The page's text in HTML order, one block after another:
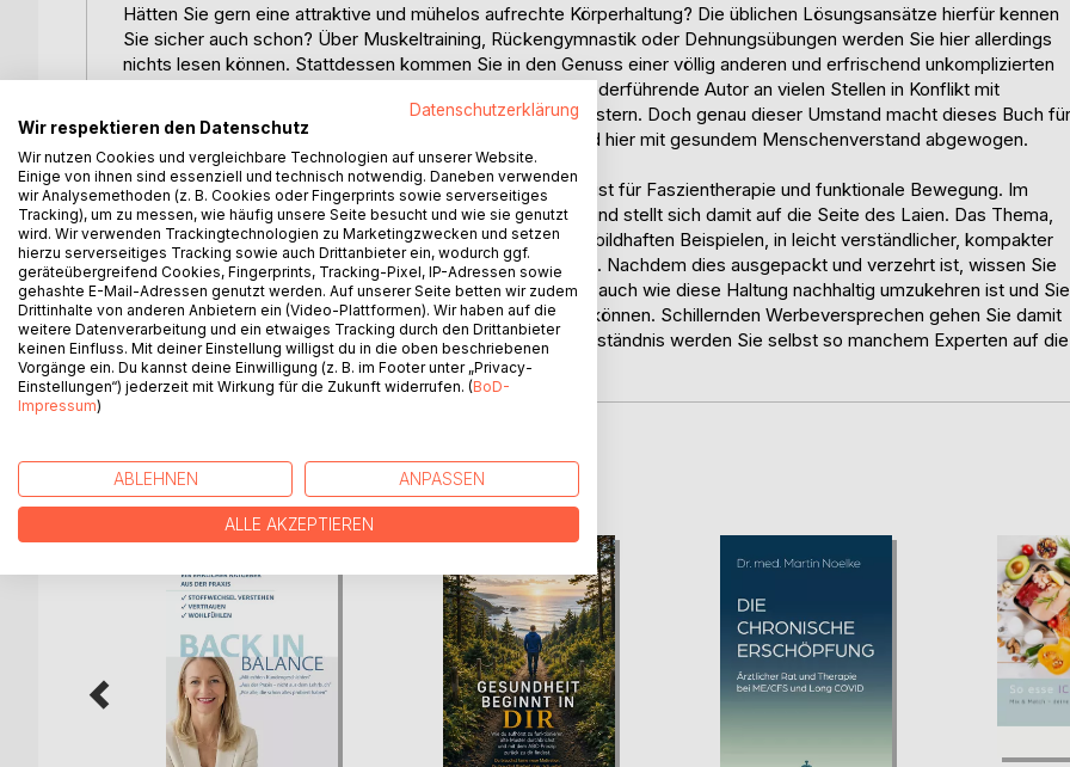
Hätten Sie gern eine attraktive und mühelos aufrechte Körperhaltung? Die üblichen Lösungsansätze hierfür kennen
Sie sicher auch schon? Über Muskeltraining, Rückengymnastik oder Dehnungsübungen werden Sie hier allerdings
nichts lesen können. Stattdessen kommen Sie in den Genuss einer völlig anderen und erfrischend unkomplizierten
Sichtweise, fernab des Mainstreams. Dabei kommt der federführende Autor an vielen Stellen in Konflikt mit
traditionellen Lehrmeinungen, Vorurteilen und Glaubensmustern. Doch genau dieser Umstand macht dieses Buch für
aufgeschlossene Leser so interessant. Sachverstand wird hier mit gesundem Menschenverstand abgewogen.
Ronny Liebmann lehrt und praktiziert als gefragter Spezialist für Faszientherapie und funktionale Bewegung. Im
vorliegenden Buch packt er sein Fachwissen zusammen und stellt sich damit auf die Seite des Laien. Das Thema,
mühelos aufrechte Körperhaltung, wird anhand von vielen bildhaften Beispielen, in leicht verständlicher, kompakter
und teils humoristischer Weise zu einem Bonbon verpackt. Nachdem dies ausgepackt und verzehrt ist, wissen Sie
nicht nur wie ein runder Rücken wirklich entsteht, sondern auch wie diese Haltung nachhaltig umzukehren ist und Sie
sich damit auch von leidigen Rückenschmerzen befreien können. Schillernden Werbeversprechen gehen Sie damit
in Zukunft nicht mehr auf den Leim. Mit dem erlangten Verständnis werden Sie selbst so manchem Experten auf die
Füße treten können.
WEITERE TITEL BEIBoD
Datenschutzerklärung
Wir respektieren den Datenschutz
Wir nutzen Cookies und vergleichbare Technologien auf unserer Website.
Einige von ihnen sind essenziell und technisch notwendig. Daneben verwenden
wir Analysemethoden (z. B. Cookies oder Fingerprints sowie serverseitiges
Tracking), um zu messen, wie häufig unsere Seite besucht und wie sie genutzt
wird. Wir verwenden Trackingtechnologien zu Marketingzwecken und setzen
hierzu serverseitiges Tracking sowie auch Drittanbieter ein, wodurch ggf.
geräteübergreifend Cookies, Fingerprints, Tracking-Pixel, IP-Adressen sowie
gehashte E-Mail-Adressen genutzt werden. Auf unserer Seite betten wir zudem
Drittinhalte von anderen Anbietern ein (Video-Plattformen). Wir haben auf die
weitere Datenverarbeitung und ein etwaiges Tracking durch den Drittanbieter
keinen Einfluss. Mit deiner Einstellung willigst du in die oben beschriebenen
Vorgänge ein. Du kannst deine Einwilligung (z. B. im Footer unter „Privacy-
Einstellungen“) jederzeit mit Wirkung für die Zukunft widerrufen. (BoD-
Impressum)
ABLEHNEN ANPASSEN
ALLE AKZEPTIEREN